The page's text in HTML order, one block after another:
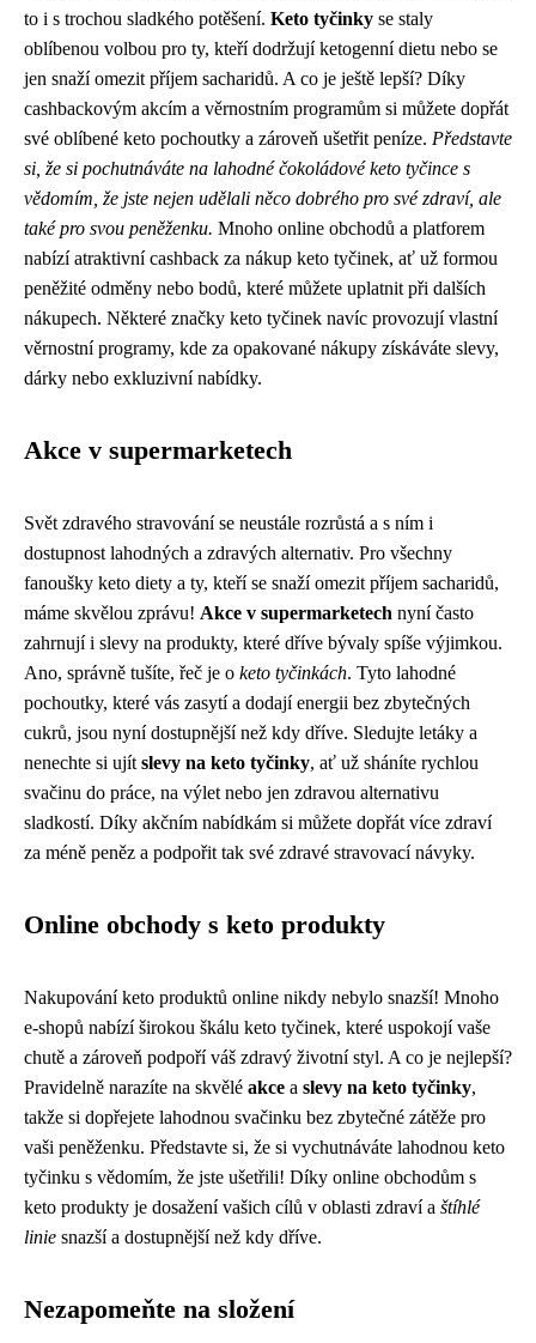
to i s trochou sladkého potěšení. Keto tyčinky se staly
oblíbenou volbou pro ty, kteří dodržují ketogenní dietu nebo se
jen snaží omezit příjem sacharidů. A co je ještě lepší? Díky
cashbackovým akcím a věrnostním programům si můžete dopřát
své oblíbené keto pochoutky a zároveň ušetřit peníze. Představte
si, že si pochutnáváte na lahodné čokoládové keto tyčince s
vědomím, že jste nejen udělali něco dobrého pro své zdraví, ale
také pro svou peněženku. Mnoho online obchodů a platforem
nabízí atraktivní cashback za nákup keto tyčinek, ať už formou
peněžité odměny nebo bodů, které můžete uplatnit při dalších
nákupech. Některé značky keto tyčinek navíc provozují vlastní
věrnostní programy, kde za opakované nákupy získáváte slevy,
dárky nebo exkluzivní nabídky.
Akce v supermarketech
Svět zdravého stravování se neustále rozrůstá a s ním i
dostupnost lahodných a zdravých alternativ. Pro všechny
fanoušky keto diety a ty, kteří se snaží omezit příjem sacharidů,
máme skvělou zprávu! Akce v supermarketech nyní často
zahrnují i slevy na produkty, které dříve bývaly spíše výjimkou.
Ano, správně tušíte, řeč je o keto tyčinkách. Tyto lahodné
pochoutky, které vás zasytí a dodají energii bez zbytečných
cukrů, jsou nyní dostupnější než kdy dříve. Sledujte letáky a
nenechte si ujít slevy na keto tyčinky, ať už sháníte rychlou
svačinu do práce, na výlet nebo jen zdravou alternativu
sladkostí. Díky akčním nabídkám si můžete dopřát více zdraví
za méně peněz a podpořit tak své zdravé stravovací návyky.
Online obchody s keto produkty
Nakupování keto produktů online nikdy nebylo snazší! Mnoho
e-shopů nabízí širokou škálu keto tyčinek, které uspokojí vaše
chutě a zároveň podpoří váš zdravý životní styl. A co je nejlepší?
Pravidelně narazíte na skvělé akce a slevy na keto tyčinky,
takže si dopřejete lahodnou svačinku bez zbytečné zátěže pro
vaši peněženku. Představte si, že si vychutnáváte lahodnou keto
tyčinku s vědomím, že jste ušetřili! Díky online obchodům s
keto produkty je dosažení vašich cílů v oblasti zdraví a štíhlé
linie snazší a dostupnější než kdy dříve.
Nezapomeňte na složení